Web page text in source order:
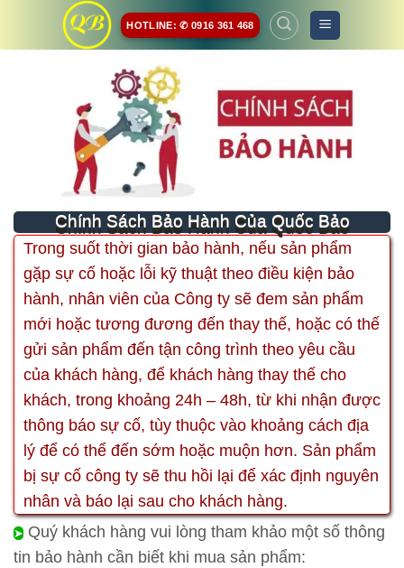
HOTLINE: ✆ 0916 361 468
Chính Sách Bảo Hành Của Quốc Bảo
Trong suốt thời gian bảo hành, nếu sản phẩm
gặp sự cố hoặc lỗi kỹ thuật theo điều kiện bảo
hành, nhân viên của Công ty sẽ đem sản phẩm
mới hoặc tương đương đến thay thế, hoặc có thế
gửi sản phẩm đến tận công trình theo yêu cầu
của khách hàng, để khách hàng thay thế cho
khách, trong khoảng 24h – 48h, từ khi nhận được
thông báo sự cố, tùy thuộc vào khoảng cách địa
lý để có thể đến sớm hoặc muộn hơn. Sản phẩm
bị sự cố công ty sẽ thu hồi lại để xác định nguyên
nhân và báo lại sau cho khách hàng.
➤ Quý khách hàng vui lòng tham khảo một số thông
tin bảo hành cần biết khi mua sản phẩm: